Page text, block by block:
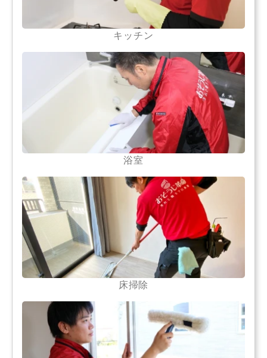
キッチン
浴室
床掃除